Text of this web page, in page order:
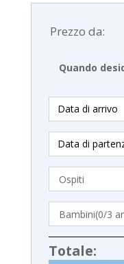
Prezzo da:
Quando
Totale: